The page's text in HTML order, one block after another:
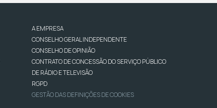
A EMPRESA
CONSELHO GERAL INDEPENDENTE
CONSELHO DE OPINIÃO
CONTRATO DE CONCESSÃO DO SERVIÇO PÚBLICO
DE RÁDIO E TELEVISÃO
RGPD
GESTÃO DAS DEFINIÇÕES DE COOKIES